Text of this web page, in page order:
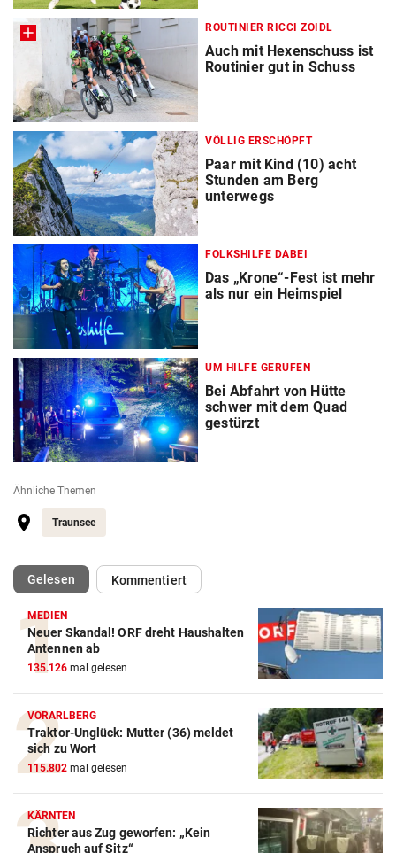
ROUTINIER RICCI ZOIDL
Auch mit Hexenschuss ist
Routinier gut in Schuss
VÖLLIG ERSCHÖPFT
Paar mit Kind (10) acht
Stunden am Berg
unterwegs
FOLKSHILFE DABEI
Das „Krone“-Fest ist mehr
als nur ein Heimspiel
UM HILFE GERUFEN
Bei Abfahrt von Hütte
schwer mit dem Quad
gestürzt
Ähnliche Themen
Traunsee
Gelesen(ausgewählt)Kommentiert
MEDIEN
Neuer Skandal! ORF dreht Haushalten
Antennen ab
135.126 mal gelesen
VORARLBERG
Traktor-Unglück: Mutter (36) meldet
sich zu Wort
115.802 mal gelesen
KÄRNTEN
Richter aus Zug geworfen: „Kein
Anspruch auf Sitz“